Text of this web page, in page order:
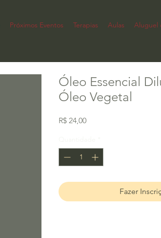
Próximos Eventos Terapias Aulas Aluguel
Óleo Essencial
Óleo Vegetal
R$ 24,00Preço
Fazer